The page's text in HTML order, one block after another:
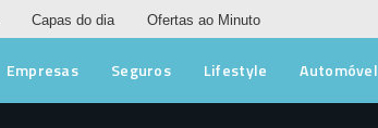
Capas do dia Ofertas ao Minuto
Empresas Seguros Lifestyle Automóvel